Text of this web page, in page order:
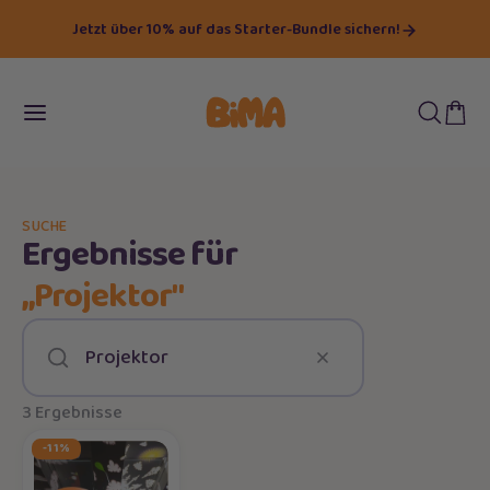
Jetzt über 10% auf das Starter-Bundle sichern!
SUCHE
Ergebnisse für
„Projektor"
Suchen
3 Ergebnisse
-11%